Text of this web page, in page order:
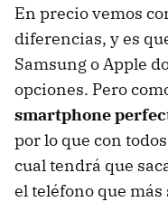
En precio vemos
diferencias, y es
Samsung o Apple
opciones. Pero
smartphone
por lo que con
cual tendrá que
el teléfono que más